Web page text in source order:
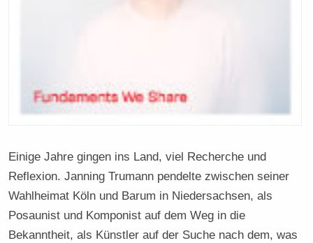
Einige Jahre gingen ins Land, viel Recherche und
Reflexion. Janning Trumann pendelte zwischen seiner
Wahlheimat Köln und Barum in Niedersachsen, als
Posaunist und Komponist auf dem Weg in die
Bekanntheit, als Künstler auf der Suche nach dem, was